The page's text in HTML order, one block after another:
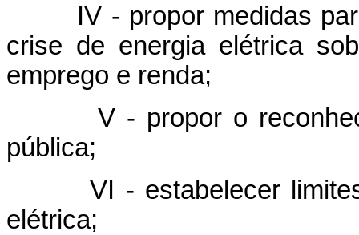
IV - propor medidas para
crise de energia elétrica
emprego e renda;
V - propor o
pública;
VI - estabelecer limites
elétrica;